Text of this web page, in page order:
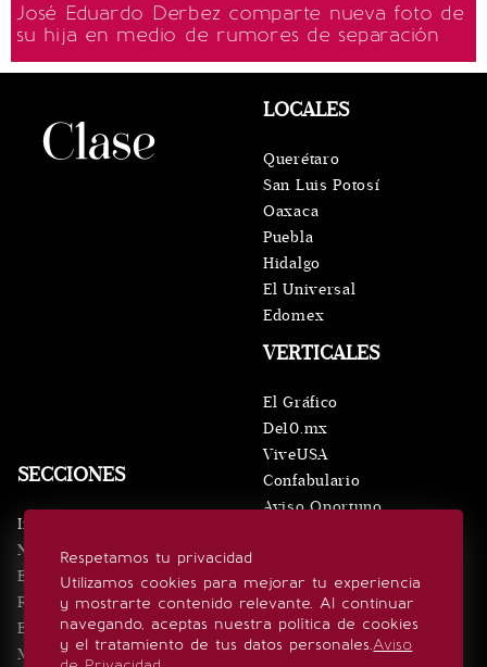
José Eduardo Derbez comparte nueva foto de
su hija en medio de rumores de separación
Respetamos tu privacidad
Utilizamos cookies para mejorar tu experiencia
y mostrarte contenido relevante. Al continuar
navegando, aceptas nuestra política de cookies
y el tratamiento de tus datos personales.Aviso
SECCIONES
Inicio
Noticias
Eventos
Realeza
Estilo de vida
Minuto x Minuto
VERTICALES
El Gráfico
De10.mx
ViveUSA
Confabulario
Aviso Oportuno
LOCALES
Querétaro
San Luis Potosí
Oaxaca
Puebla
Hidalgo
El Universal
Edomex
SÍGUENOS